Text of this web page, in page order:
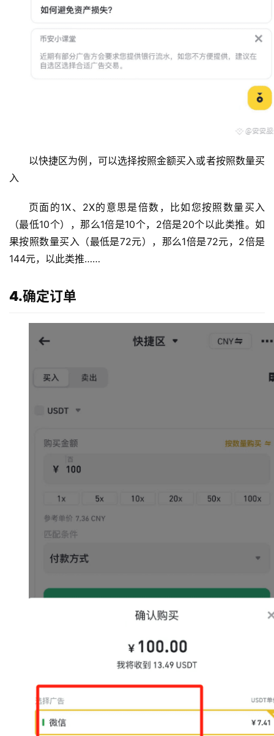
以快捷区为例，可以选择按照金额买入或者按照数量买
入
页面的1X、2X的意思是倍数，比如您按照数量买入
（最低10个），那么1倍是10个，2倍是20个以此类推。如
果按照数量买入（最低是72元），那么1倍是72元，2倍是
144元，以此类推……
4.确定订单